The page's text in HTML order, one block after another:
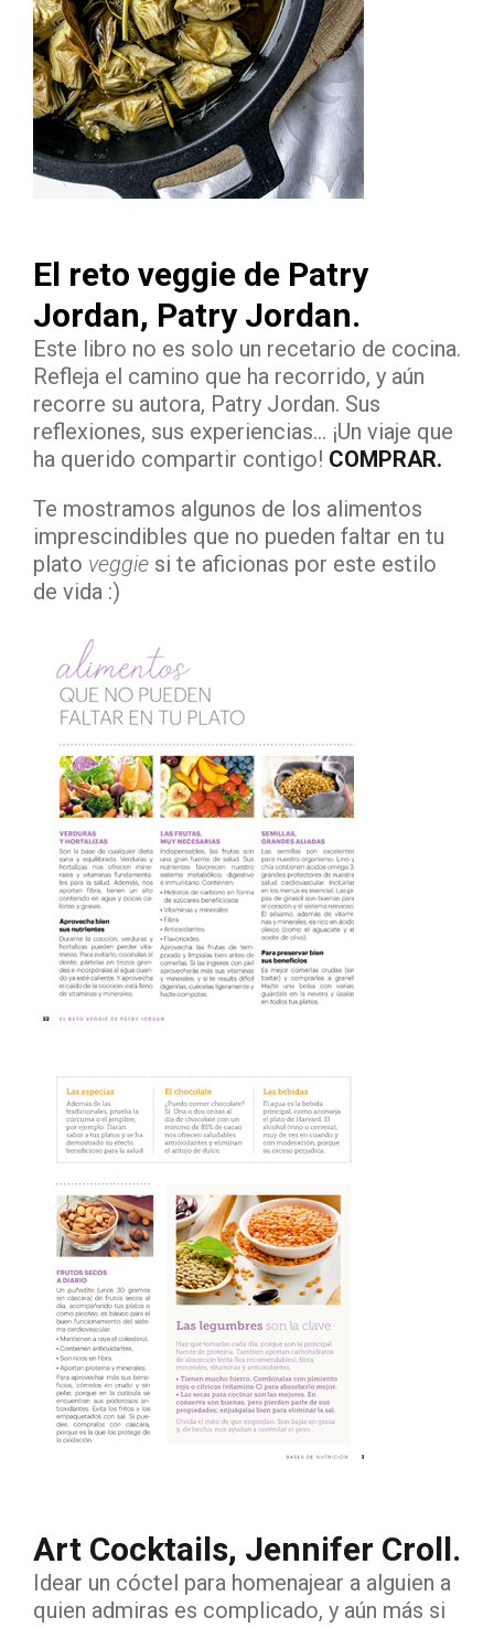
El reto veggie de Patry
Jordan, Patry Jordan.
Este libro no es solo un recetario de cocina.
Refleja el camino que ha recorrido, y aún
recorre su autora, Patry Jordan. Sus
reflexiones, sus experiencias… ¡Un viaje que
ha querido compartir contigo! COMPRAR.
Te mostramos algunos de los alimentos
imprescindibles que no pueden faltar en tu
plato veggie si te aficionas por este estilo
de vida :)
Art Cocktails, Jennifer Croll.
Idear un cóctel para homenajear a alguien a
quien admiras es complicado, y aún más si